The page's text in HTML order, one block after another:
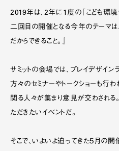
2019年は、2年に1度の「こども環境
二回目の開催となる今年のテーマは
だからできること。』
サミットの会場では、プレイデザイ
方々のセミナーやトークショーも行
関る人々が集まり意見が交わされ
ただきたいイベントだ。
そこで、いよいよ迫ってきた５月の